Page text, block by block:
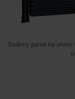
Solárny panel na